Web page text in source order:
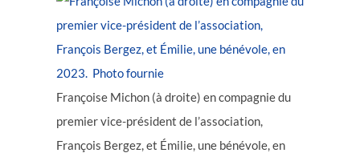
Françoise Michon (à droite) en compagnie du
premier vice-président de l’association,
François Bergez, et Émilie, une bénévole, en